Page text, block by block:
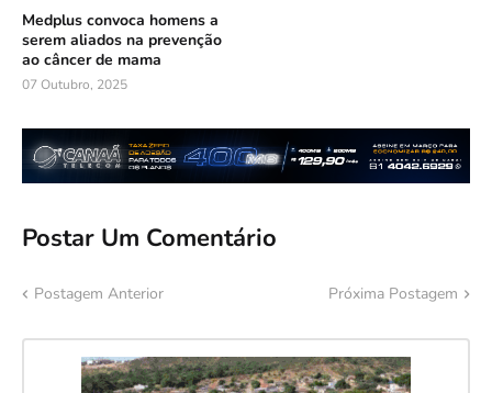
Medplus convoca homens a
serem aliados na prevenção
ao câncer de mama
07 Outubro, 2025
Postar Um Comentário
Postagem Anterior Próxima Postagem